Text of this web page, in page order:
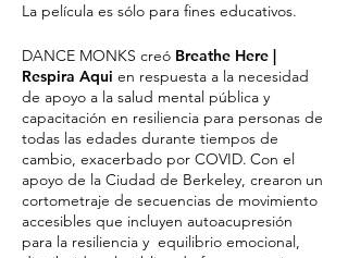
La película es sólo para fines educativos.​
DANCE MONKS creó Breathe Here |
Respira Aqui en respuesta a la necesidad
de apoyo a la salud mental pública y
capacitación en resiliencia para personas de
todas las edades durante tiempos de
cambio, exacerbado por COVID. Con el
apoyo de la Ciudad de Berkeley, crearon un
cortometraje de secuencias de movimiento
accesibles que incluyen autoacupresión
para la resiliencia y equilibrio emocional,